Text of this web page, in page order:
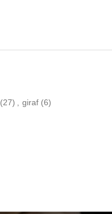
(27) giraf (6)